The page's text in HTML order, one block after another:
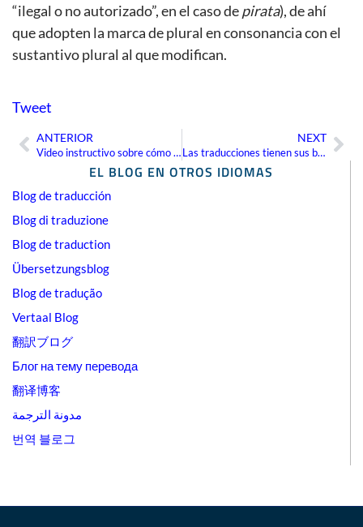
EL BLOG EN OTROS IDIOMAS
Blog de traducción
Blog di traduzione
Blog de traduction
Übersetzungsblog
Blog de tradução
Vertaal Blog
翻訳ブログ
Блог на тему перевода
翻译博客
مدونة الترجمة
번역 블로그
“ilegal o no autorizado”, en el caso depirata), de ahí
que adopten la marca de plural en consonancia con el
sustantivo plural al que modifican.
Tweet
AntANTERIOR
Video instructivo sobre cómo importar glosarios en Excel a Multiterm
NEXT
Las traducciones tienen sus bemoles